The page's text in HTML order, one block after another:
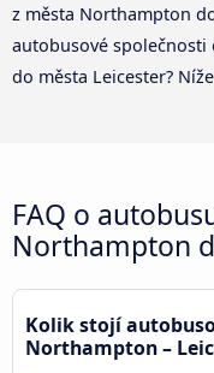
z města Northampton
autobusové
do města Leicester?
FAQ o
Northampton
Kolik stojí
Northampton –